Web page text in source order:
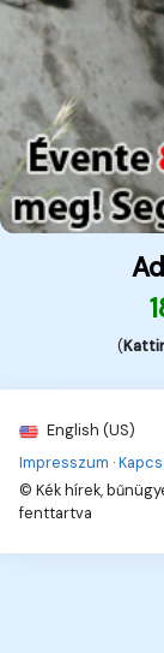
(
English (US)
Impresszum ·
© Kék hírek,
fenttartva